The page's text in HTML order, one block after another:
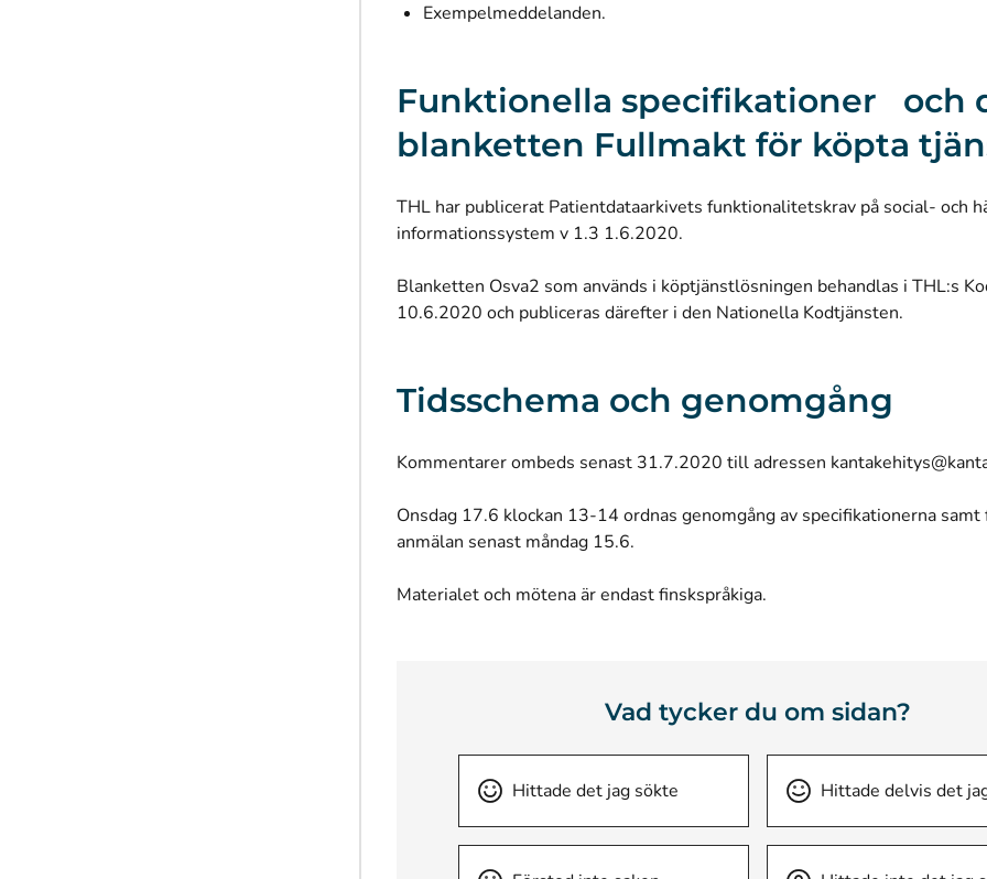
Exempelmeddelanden.
Funktionella specifikationer och
blanketten Fullmakt för köpta
THL har publicerat Patientdataarkivets funktionalitetskrav på social- och
informationssystem v 1.3 1.6.2020.
Blanketten Osva2 som används i köptjänstlösningen behandlas i THL:s
10.6.2020 och publiceras därefter i den Nationella Kodtjänsten.
Tidsschema och genomgång
Kommentarer ombeds senast 31.7.2020 till adressen
Onsdag 17.6 klockan 13-14 ordnas genomgång av specifikationerna
anmälan senast måndag 15.6.
Materialet och mötena är endast finskspråkiga.
Vad tycker du om sidan?
Hittade det jag sökte Hittade delvis det